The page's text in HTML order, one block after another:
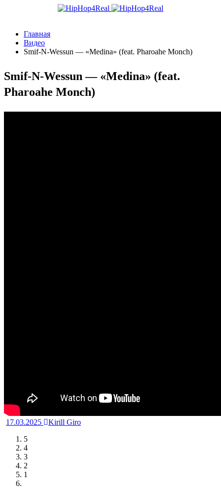
Главная
Видео
Smif-N-Wessun — «Medina» (feat. Pharoahe Monch)
Smif-N-Wessun — «Medina» (feat.
Pharoahe Monch)
17.03.2025
Kirill Giro
5
4
3
2
1